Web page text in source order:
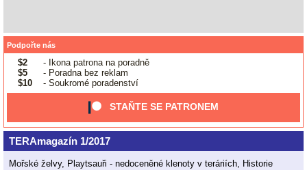
Podpořte nás
$2
- Ikona patrona na poradně
$5
- Poradna bez reklam
$10
- Soukromé poradenství
STAŇTE SE PATRONEM
TERAmagazín 1/2017
Mořské želvy, Playtsauři - nedoceněné klenoty v teráriích, Historie